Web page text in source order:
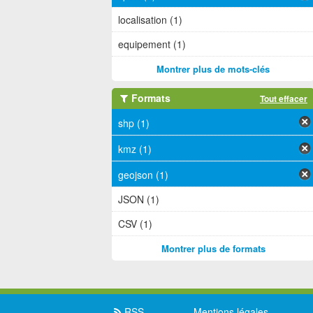
localisation (1)
equipement (1)
Montrer plus de mots-clés
Formats Tout effacer
shp (1)
kmz (1)
geojson (1)
JSON (1)
CSV (1)
Montrer plus de formats